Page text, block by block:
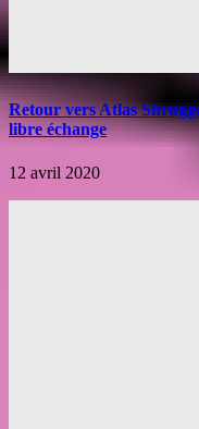
Retour vers Atlas
libre échange
12 avril 2020